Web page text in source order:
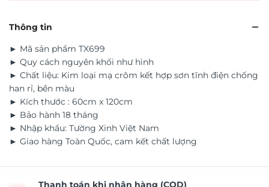
Thông tin
► Mã sản phẩm TX699
► Quy cách nguyên khối như hình
► Chất liệu: Kim loại mạ crôm kết hợp sơn tĩnh điện chống
han rỉ, bền màu
► Kích thước : 60cm x 120cm
► Bảo hành 18 tháng
► Nhập khẩu: Tường Xinh Việt Nam
► Giao hàng Toàn Quốc, cam kết chất lượng
Thanh toán khi nhận hàng (COD)